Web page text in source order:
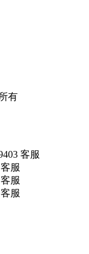
有
客服
客服
客服
客服